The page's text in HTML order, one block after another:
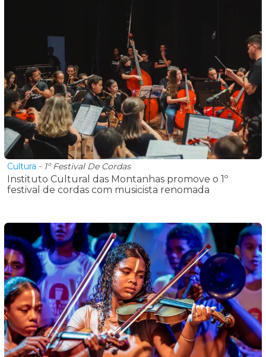
Cultura - 1º Festival De Cordas
Instituto Cultural das Montanhas promove o 1º
festival de cordas com musicista renomada